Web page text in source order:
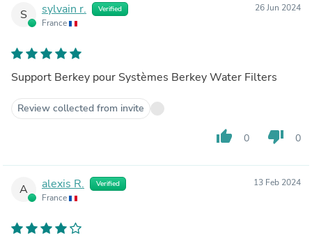
S sylvain r. Verified
France
26 Jun 2024
Support Berkey pour Systèmes Berkey Water Filters
Review collected from invite
thumb_up 0 thumb_down 0
A alexis R. Verified
France
13 Feb 2024